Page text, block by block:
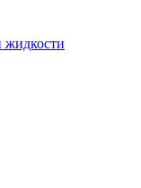
жидкости